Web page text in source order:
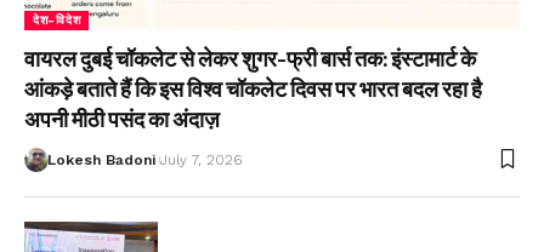
देश-विदेश
वायरल दुबई चॉकलेट से लेकर शुगर-फ्री बार्स तक: इंस्टामार्ट के
आंकड़े बताते हैं कि इस विश्व चॉकलेट दिवस पर भारत बदल रहा है
अपनी मीठी पसंद का अंदाज़
Lokesh Badoni July 7, 2026